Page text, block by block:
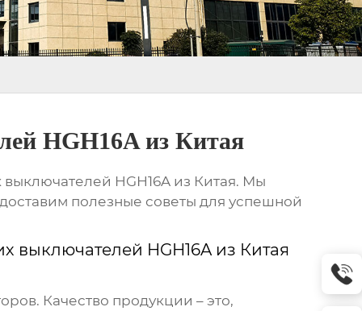
HGН16A из Китая
HGН16A из Китая. Мы
полезные советы для успешной
выключателей HGН16A из Китая
Качество продукции – это,